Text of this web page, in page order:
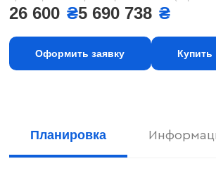
26 600 ₴5 690 738 ₴
Оформить заявку Купить
Планировка